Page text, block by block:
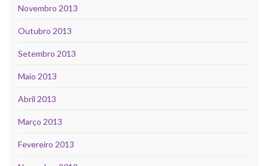
Novembro 2013
Outubro 2013
Setembro 2013
Maio 2013
Abril 2013
Março 2013
Fevereiro 2013